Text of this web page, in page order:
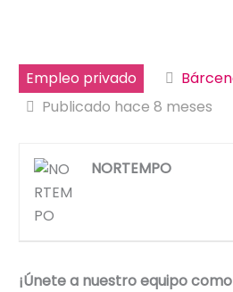
Empleo privado
Publicado hace 8 meses
NORTEMPO
¡Únete a nuestro equipo